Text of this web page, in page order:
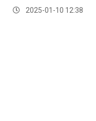
2025-01-10 12:38